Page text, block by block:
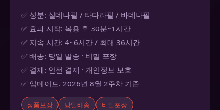
✅ 성분: 실데나필 / 타다라필 / 바데나필
✅ 효과 시작: 복용 후 30분~1시간
✅ 지속 시간: 4~6시간 / 최대 36시간
✅ 배송: 당일 발송 · 비밀 포장
✅ 결제: 안전 결제 · 개인정보 보호
✅ 업데이트: 2026년 8월 2주차 기준
정품보장 당일배송 비밀포장